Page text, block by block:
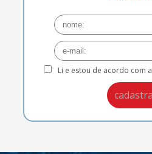
Li e estou de acordo com a